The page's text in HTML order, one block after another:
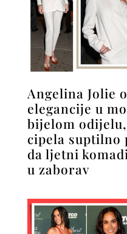
Angelina Jolie
elegancije u
bijelom
cipela suptilno
da ljetni
u zaborav